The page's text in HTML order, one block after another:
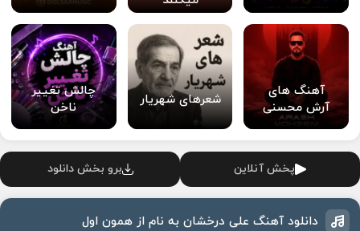
آهنگ های
آرش محسنی
شعرهای شهریار
چالش تغییر
ناخن
پخش آنلاین برو بخش دانلود
دانلود آهنگ علی درخشان به نام از همون اول